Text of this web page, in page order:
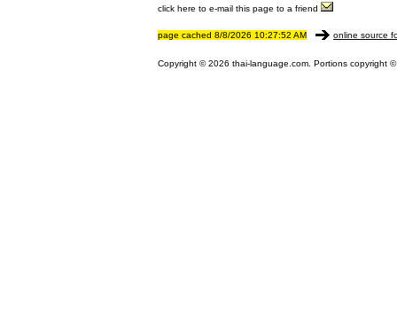
click here to e-mail this page to a friend
page cached 8/8/2026 10:27:52 AM online source
Copyright © 2026 thai-language.com. Portions copyright